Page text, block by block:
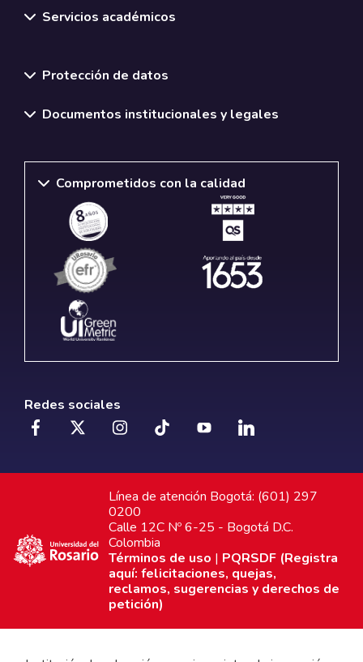
Servicios académicos
Protección de datos
Documentos institucionales y legales
Comprometidos con la calidad
Redes sociales
Línea de atención Bogotá: (601) 297
0200
Calle 12C Nº 6-25 - Bogotá D.C.
Colombia
Términos de uso | PQRSDF (Registra
aquí: felicitaciones, quejas,
reclamos, sugerencias y derechos de
petición)